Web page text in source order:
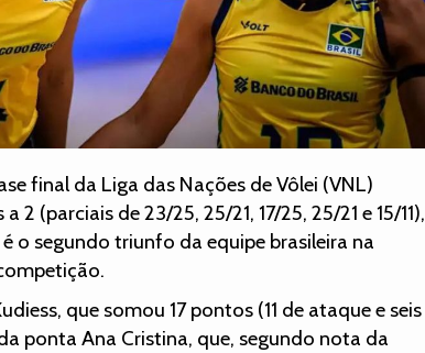
final da Liga das Nações de Vôlei (VNL)
(parciais de 23/25, 25/21, 17/25, 25/21 e 15/11),
o segundo triunfo da equipe brasileira na
que somou 17 pontos (11 de ataque e seis
ponta Ana Cristina, que, segundo nota da